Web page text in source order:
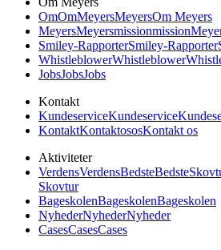
OmOmMeyersMeyersOm Meyers
MeyersMeyersmissionmission
Smiley-RapporterSmiley-Rapporter
WhistleblowerWhistleblower
JobsJobsJobs
Kontakt
KundeserviceKundeservice
KontaktKontaktososKontakt os
Aktiviteter
VerdensVerdensBedsteBedste
Skovtur
BageskolenBageskolenBageskolen
NyhederNyhederNyheder
CasesCasesCases